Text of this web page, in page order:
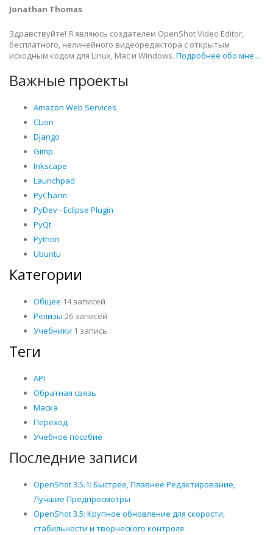
Jonathan Thomas
Здравствуйте! Я являюсь создателем OpenShot Video Editor,
бесплатного, нелинейного видеоредактора с открытым
исходным кодом для Linux, Mac и Windows. Подробнее обо мне...
Важные проекты
Amazon Web Services
CLion
Django
Gimp
Inkscape
Launchpad
PyCharm
PyDev - Eclipse Plugin
PyQt
Python
Ubuntu
Категории
Общее 14 записей
Релизы 26 записей
Учебники 1 запись
Теги
API
Обратная связь
Маска
Переход
Учебное пособие
Последние записи
OpenShot 3.5.1: Быстрее, Плавнее Редактирование,
Лучшие Предпросмотры
OpenShot 3.5: Крупное обновление для скорости,
стабильности и творческого контроля